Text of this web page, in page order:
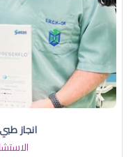
انجاز